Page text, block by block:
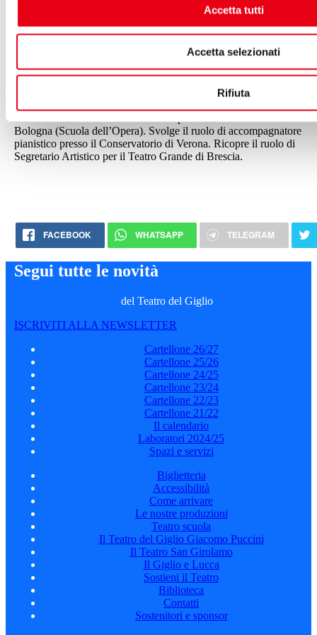
Accetta tutti
Accetta selezionati
Rifiuta
produzione di musical originali. Promotore e direttore artistico del
concorso lirico “Bazzini” di Montichiari (Brescia), ha scritto e
diretto per Terres des Hommes e la Commissione Europea il
coinvolto più di 5000 bambini in Medio Oriente. E’ tuttavia da
pianista accompagnatore che ha svolto la maggior parte della sua
attività. Collabora e ha collaborato in passato con il Teatro Grande
Brescia, il Festival Donizetti di Bergamo, il Teatro Comunale di
Bologna (Scuola dell’Opera). Svolge il ruolo di accompagnatore
pianistico presso il Conservatorio di Verona. Ricopre il ruolo di
Segretario Artistico per il Teatro Grande di Brescia.
FACEBOOK WHATSAPP TELEGRAM
Segui tutte le novità
del Teatro del Giglio
ISCRIVITI ALLA NEWSLETTER
Cartellone 26/27
Cartellone 25/26
Cartellone 24/25
Cartellone 23/24
Cartellone 22/23
Cartellone 21/22
Il calendario
Laboratori 2024/25
Spazi e servizi
Biglietteria
Accessibilità
Come arrivare
Le nostre produzioni
Teatro scuola
Il Teatro del Giglio Giacomo Puccini
Il Teatro San Girolamo
Il Giglio e Lucca
Sostieni il Teatro
Biblioteca
Contatti
Sostenitori e sponsor